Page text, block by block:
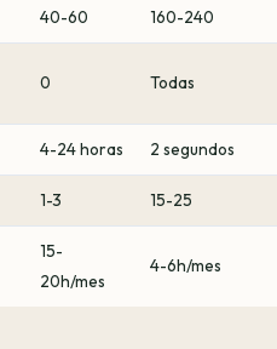
40-60 160-240
0 Todas
4-24 horas 2 segundos
1-3 15-25
15-
20h/mes
4-6h/mes